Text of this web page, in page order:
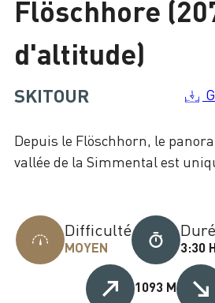
Flöschhore
d'altitude)
SKITOUR
Depuis le Flöschhorn, le
vallée de la Simmental est
Difficulté
MOYEN 3:30
1093 M